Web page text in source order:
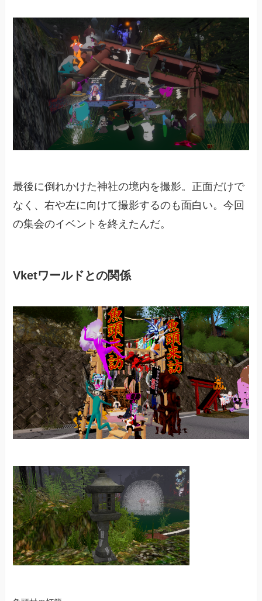
最後に倒れかけた神社の境内を撮影。正面だけで
なく、右や左に向けて撮影するのも面白い。今回
の集会のイベントを終えたんだ。
Vketワールドとの関係